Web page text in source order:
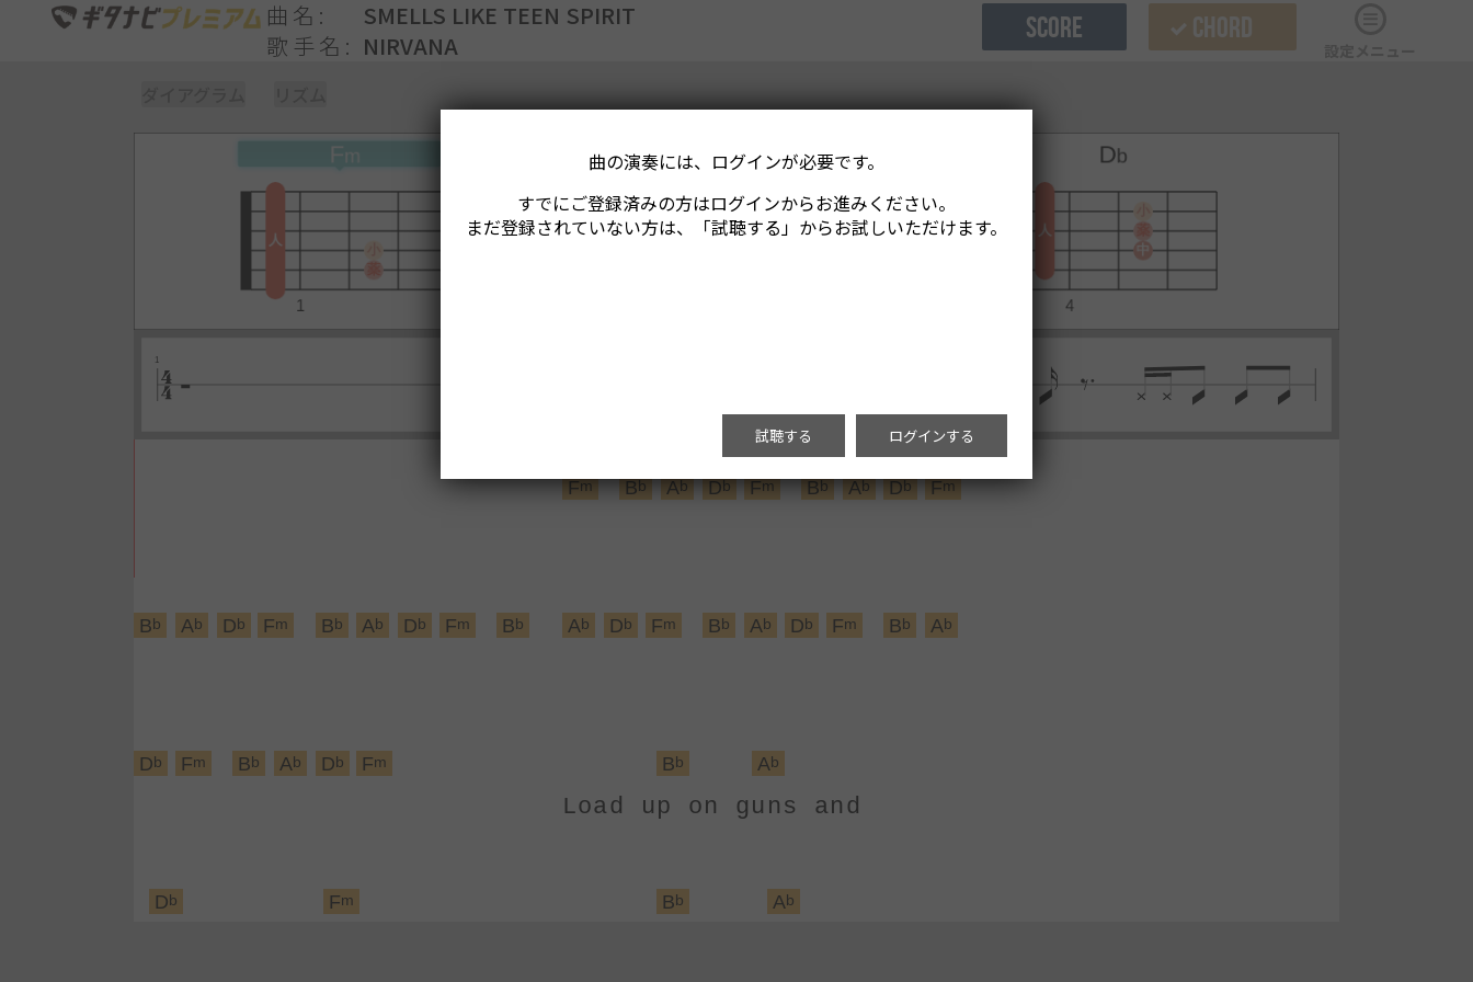
曲名
SMELLS LIKE TEEN SPIRIT
歌手名
NIRVANA
SCORE CHORD
曲の演奏には、ログインが必要です。
すでにご登録済みの方はログインからお進みください。
まだ登録されていない方は、「試聴する」からお試しいただけます。
試聴する ログインする